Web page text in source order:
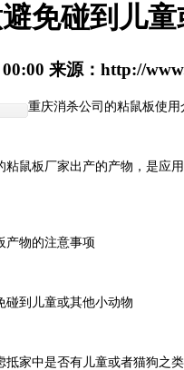
免碰到儿
来源： http://
重庆消杀公司的粘鼠板使用
板厂家出产的产物，是应用
物的注意事项
到儿童或其他小动物
中是否有儿童或者猫狗之类